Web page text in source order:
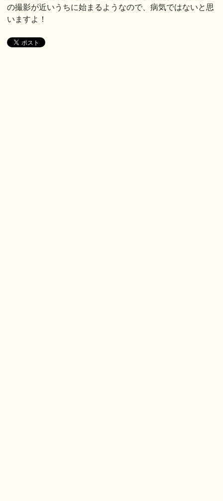
の撮影が近いうちに始まるようなので、病気ではないと思
いますよ！